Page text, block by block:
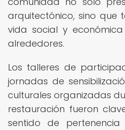
arquitectónico, sino que
vida social y
alrededores.
Los talleres de
jornadas de
culturales organizadas
restauración fueron
sentido de